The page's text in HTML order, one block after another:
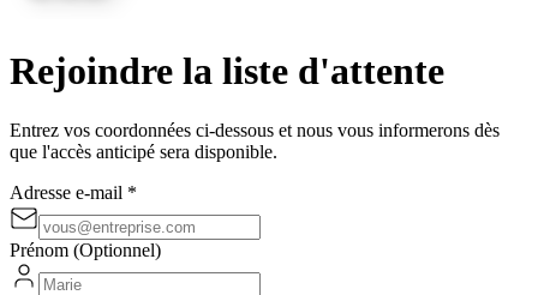
Rejoindre la liste d'attente
Entrez vos coordonnées ci-dessous et nous vous informerons dès
que l'accès anticipé sera disponible.
Adresse e-mail *
Prénom (Optionnel)